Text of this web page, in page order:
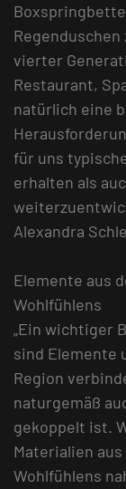
Regenduschen
vierter
Restaurant,
natürlich eine
für uns
erhalten als
Alexandra
Elemente aus
Wohlfühlens
„Ein wichtiger
sind Elemente
Region
naturgemäß
gekoppelt ist.
Materialien
Wohlfühlens